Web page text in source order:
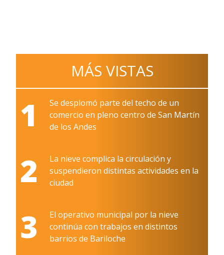
MÁS VISTAS
1
Se desplomó parte del techo de un
comercio en pleno centro de San Martín
de los Andes
2
La nieve complica la circulación y
suspendieron distintas actividades en la
ciudad
3
El operativo municipal por la nieve
continúa con trabajos en distintos
barrios de Bariloche